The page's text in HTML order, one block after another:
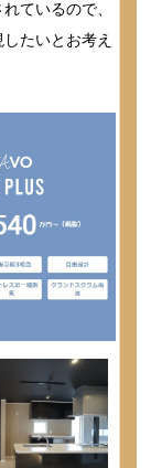
ているので、
たいとお考え